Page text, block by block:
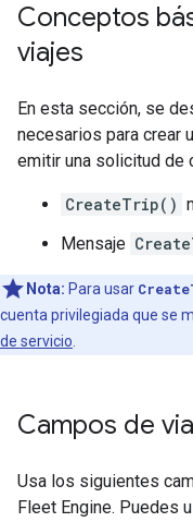
Conceptos
viajes
En esta sección, se
necesarios para crear
emitir una solicitud de
CreateTrip()
Mensaje
Nota: Para usar
cuenta privilegiada que se
de servicio
Campos de
Usa los siguientes
Fleet Engine. Puedes